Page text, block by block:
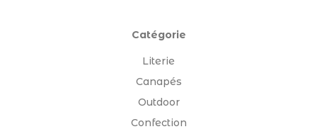
Catégorie
Literie
Canapés
Outdoor
Confection